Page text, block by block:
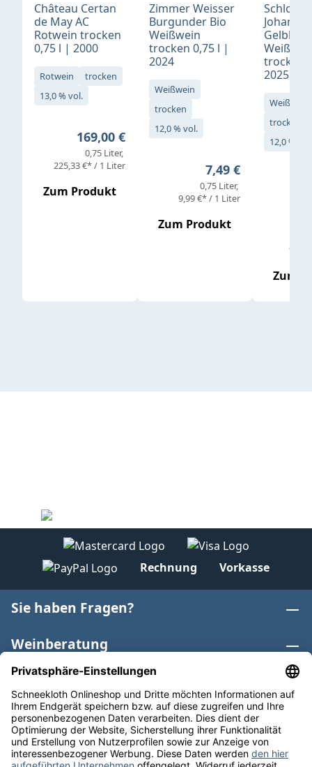
Château Certan
de May AC
Rotwein trocken
0,75 l | 2000
Rotwein
trocken
13,0 % vol.
Regulärer Preis:
169,00 €
0,75 Liter
225,33 €* / 1 Liter
Zum Produkt
Zimmer Weisser
Burgunder Bio
Weißwein
trocken 0,75 l |
2024
Weißwein
trocken
12,0 % vol.
Regulärer Preis:
7,49 €
0,75 Liter
9,99 €* / 1 Liter
Zum Produkt
Schloß
Gelblack
trocken
2025
Weißwein
trocken
12,0 % vol.
Zum
Rechnung Vorkasse
Sie haben Fragen?
Weinberatung
Informationen
Weinkategorien
Internationaler Wein